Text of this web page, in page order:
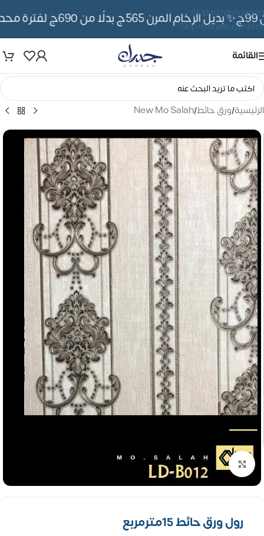
Skip to navigation
Skip to main content
✨ بديل الرخام المرن 565ج بدلًا من 690ج لفترة محدوده
القائمة
الرئيسية/ورق حائط/
New Mo Salah
تكبير الصورة
رول ورق حائط 15مترمربع